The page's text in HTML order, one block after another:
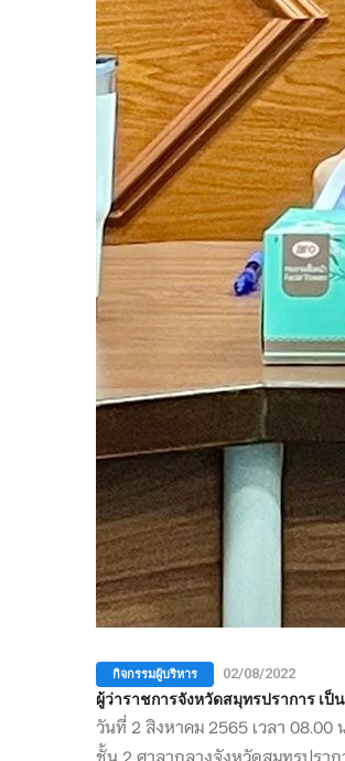
กิจกรรมผู้บริหาร 02/08/2022
ผู้ว่าราชการจังหวัดสมุทรปราการ เ
วันที่ 2 สิงหาคม 2565 เวลา 08.00
ชั้น 2 ศาลากลางจังหวัดสมุทรปรา